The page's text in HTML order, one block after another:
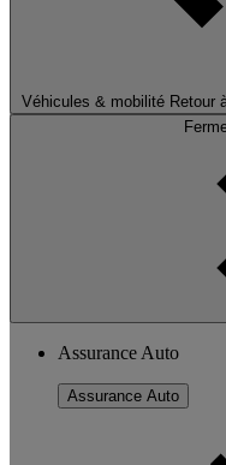
Véhicules & mobilité Retour
Assurance Auto
Assurance Auto